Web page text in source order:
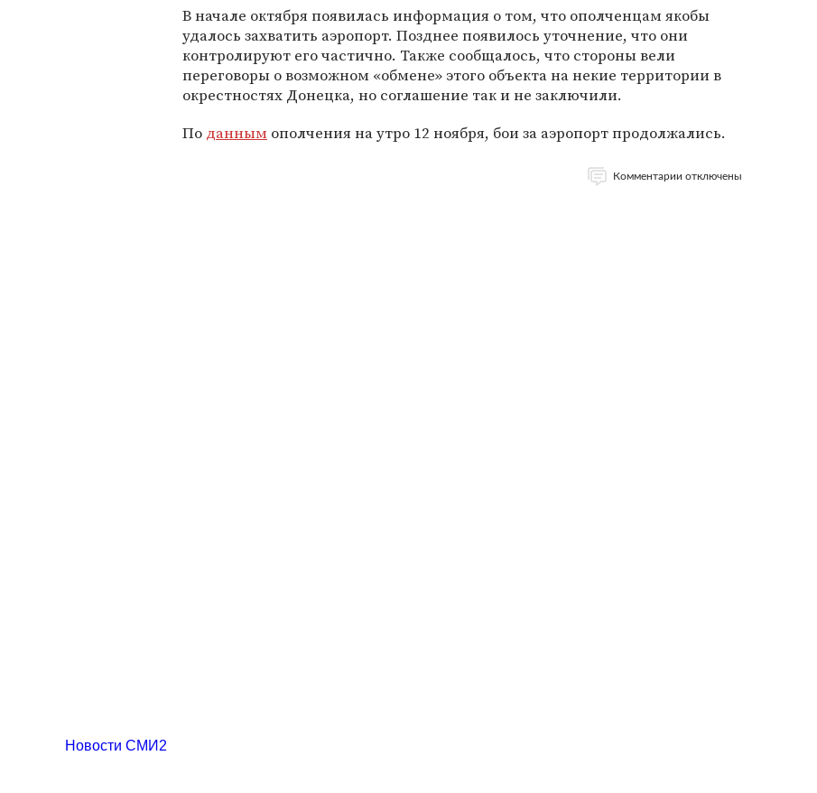
В начале октября появилась информация о том, что ополченцам якобы
удалось захватить аэропорт. Позднее появилось уточнение, что они
контролируют его частично. Также сообщалось, что стороны вели
переговоры о возможном «обмене» этого объекта на некие территории в
окрестностях Донецка, но соглашение так и не заключили.
По данным ополчения на утро 12 ноября, бои за аэропорт продолжались.
Комментарии отключены
Новости СМИ2